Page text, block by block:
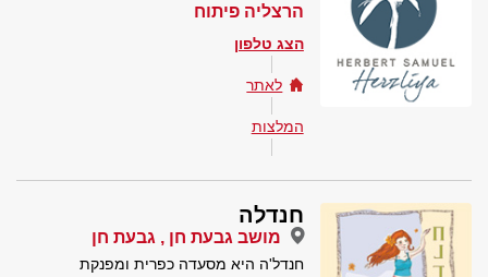
הרצליה פיתוח
הצג טלפון
לאתר
המלצות
חנדלה
מושב גבעת חן , גבעת חן
חנדל'ה היא מסעדה כפרית ומפנקת